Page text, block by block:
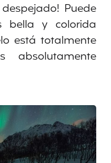
Puede
y colorida
está totalmente
absolutamente